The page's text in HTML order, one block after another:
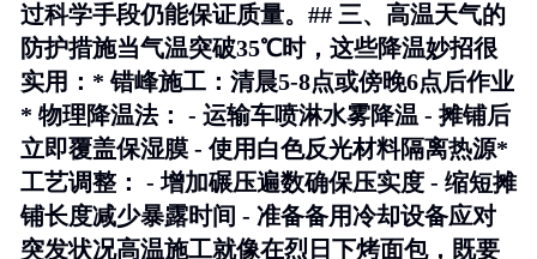
过科学手段仍能保证质量。## 三、高温天气的
防护措施当气温突破35℃时，这些降温妙招很
实用：*错峰施工 ：清晨5-8点或傍晚6点后作业
* 物理降温法： - 运输车喷淋水雾降温 - 摊铺后
立即覆盖保湿膜 - 使用白色反光材料隔离热源*
工艺调整： - 增加碾压遍数确保压实度 - 缩短摊
铺长度减少暴露时间 - 准备备用冷却设备应对
突发状况高温施工就像在烈日下烤面包，既要